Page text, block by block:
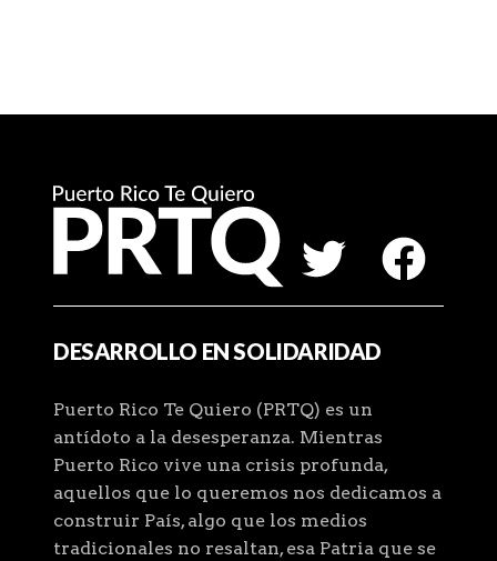
DESARROLLO EN SOLIDARIDAD
Puerto Rico Te Quiero (PRTQ) es un
antídoto a la desesperanza. Mientras
Puerto Rico vive una crisis profunda,
aquellos que lo queremos nos dedicamos a
construir País, algo que los medios
tradicionales no resaltan, esa Patria que se